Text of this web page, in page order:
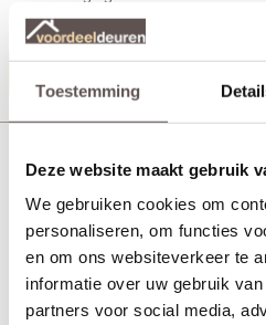
Toestemming
Deze website maakt gebruik
We gebruiken cookies om
personaliseren, om functies
en om ons websiteverkeer te
informatie over uw gebruik
partners voor social media,